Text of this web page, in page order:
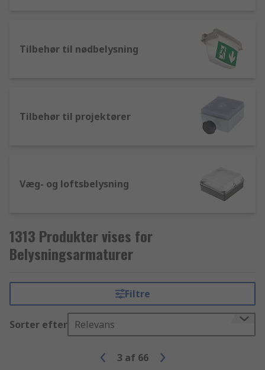
Tilbehør til nødbelysning
Tilbehør til projektører
Væg- og loftsbelysning
1313 Produkter vises for
Belysningsarmaturer
Filtre
Sorter efter Relevans
3 af 66